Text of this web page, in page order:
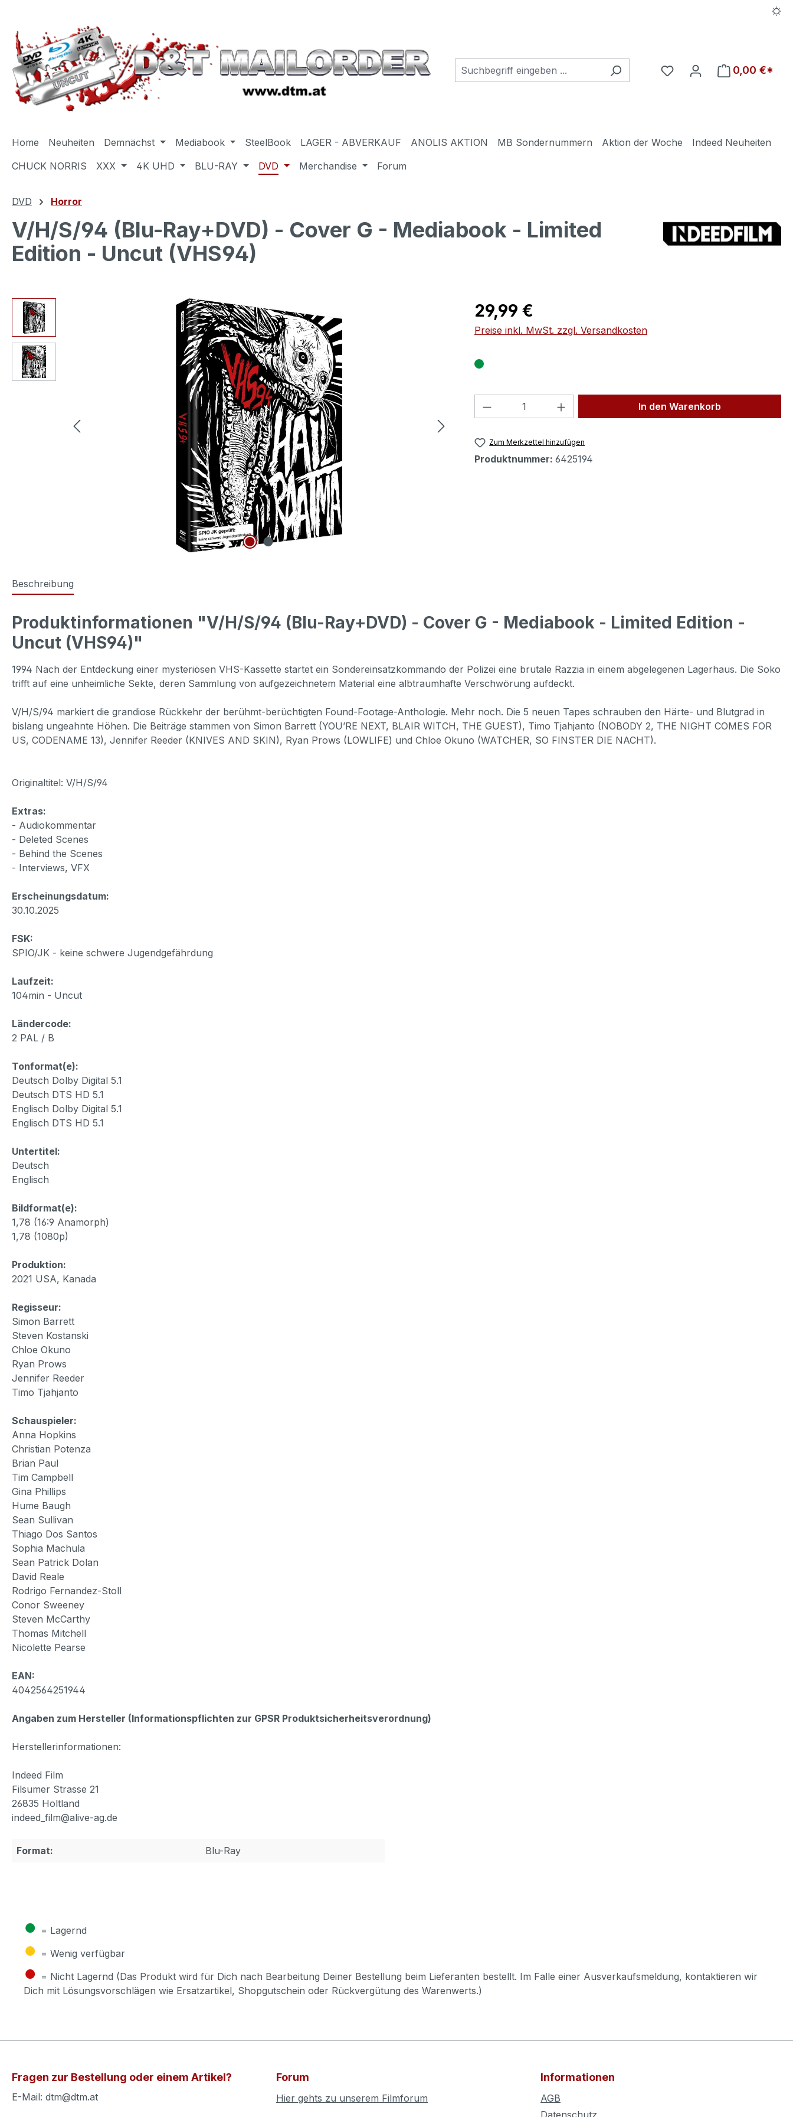
Du hast 0 Produkte auf
0,00 €*
Home Neuheiten Demnächst Mediabook SteelBook LAGER - ABVERKAUF ANOLIS AKTION MB Sondernummern Aktion der Woche
Indeed Neuheiten
CHUCK NORRIS
XXX 4K UHD BLU-RAY DVD Merchandise Forum
DVD Horror
V/H/S/94 (Blu-Ray+DVD) - Cover G - Mediabook - Limited
Edition - Uncut (VHS94)
Bildergalerie überspringen Regulärer Preis:
29,99 €
Preise inkl. MwSt. zzgl. Versandkosten
Produkt Anzahl: Gib den gewünschten Wert
In den Warenkorb
Zum Merkzettel hinzufügen
Produktnummer: 6425194
Beschreibung
Produktinformationen "V/H/S/94 (Blu-Ray+DVD) - Cover G - Mediabook - Limited Edition -
Uncut (VHS94)"
1994 Nach der Entdeckung einer mysteriösen VHS-Kassette startet ein Sondereinsatzkommando der Polizei eine brutale Razzia in einem abgelegenen Lagerhaus. Die Soko
trifft auf eine unheimliche Sekte, deren Sammlung von aufgezeichnetem Material eine albtraumhafte Verschwörung aufdeckt.
V/H/S/94 markiert die grandiose Rückkehr der berühmt-berüchtigten Found-Footage-Anthologie. Mehr noch. Die 5 neuen Tapes schrauben den Härte- und Blutgrad in
bislang ungeahnte Höhen. Die Beiträge stammen von Simon Barrett (YOU’RE NEXT, BLAIR WITCH, THE GUEST), Timo Tjahjanto (NOBODY 2, THE NIGHT COMES FOR
US, CODENAME 13), Jennifer Reeder (KNIVES AND SKIN), Ryan Prows (LOWLIFE) und Chloe Okuno (WATCHER, SO FINSTER DIE NACHT).
Originaltitel: V/H/S/94
Extras:
- Audiokommentar
- Deleted Scenes
- Behind the Scenes
- Interviews, VFX
Erscheinungsdatum:
30.10.2025
FSK:
SPIO/JK - keine schwere Jugendgefährdung
Laufzeit:
104min - Uncut
Ländercode:
2 PAL / B
Tonformat(e):
Deutsch Dolby Digital 5.1
Deutsch DTS HD 5.1
Englisch Dolby Digital 5.1
Englisch DTS HD 5.1
Untertitel:
Deutsch
Englisch
Bildformat(e):
1,78 (16:9 Anamorph)
1,78 (1080p)
Produktion:
2021 USA, Kanada
Regisseur:
Simon Barrett
Steven Kostanski
Chloe Okuno
Ryan Prows
Jennifer Reeder
Timo Tjahjanto
Schauspieler:
Anna Hopkins
Christian Potenza
Brian Paul
Tim Campbell
Gina Phillips
Hume Baugh
Sean Sullivan
Thiago Dos Santos
Sophia Machula
Sean Patrick Dolan
David Reale
Rodrigo Fernandez-Stoll
Conor Sweeney
Steven McCarthy
Thomas Mitchell
Nicolette Pearse
EAN:
4042564251944
Angaben zum Hersteller (Informationspflichten zur GPSR Produktsicherheitsverordnung)
Herstellerinformationen:
Indeed Film
Filsumer Strasse 21
26835 Holtland
indeed_film@alive-ag.de
Format: Blu-Ray
● = Lagernd
● = Wenig verfügbar
● = Nicht Lagernd (Das Produkt wird für Dich nach Bearbeitung Deiner Bestellung beim Lieferanten bestellt. Im Falle einer Ausverkaufsmeldung, kontaktieren wir
Dich mit Lösungsvorschlägen wie Ersatzartikel, Shopgutschein oder Rückvergütung des Warenwerts.)
Fragen zur Bestellung oder einem Artikel?
E-Mail: dtm@dtm.at
Forum
Hier gehts zu unserem Filmforum
Informationen
AGB
Datenschutz